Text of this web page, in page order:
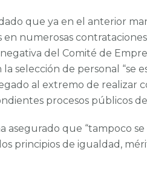
que ya en el anterior
numerosas
del Comité de
selección de personal “se
al extremo de realizar
procesos públicos de
asegurado que “tampoco
principios de igualdad,